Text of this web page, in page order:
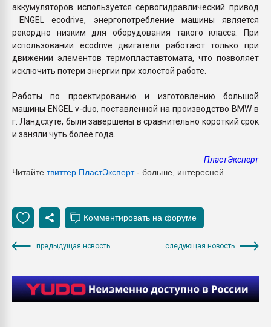
аккумуляторов используется сервогидравлический привод
ENGEL ecodrive, энергопотребление машины является
рекордно низким для оборудования такого класса. При
использовании ecodrive двигатели работают только при
движении элементов термопластавтомата, что позволяет
исключить потери энергии при холостой работе.
Работы по проектированию и изготовлению большой
машины ENGEL v-duo, поставленной на производство BMW в
г. Ландсхуте, были завершены в сравнительно короткий срок
и заняли чуть более года.
ПластЭксперт
Читайте твиттер ПластЭксперт- больше, интересней
предыдущая новость следующая новость